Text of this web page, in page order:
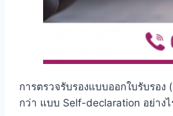
การตรวจรับรองแบบออกใบรับรอง
กว่า แบบ Self-declaration อย่างไ